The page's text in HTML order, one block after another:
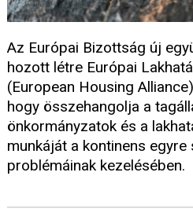
Az Európai Bizottság új
hozott létre Európai
(European Housing
hogy összehangolja a
önkormányzatok és a
munkáját a kontinens
problémáinak kezelésében.